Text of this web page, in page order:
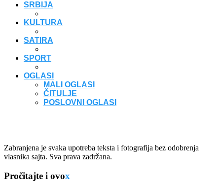
SRBIJA
KULTURA
SATIRA
SPORT
OGLASI
MALI OGLASI
ČITULJE
POSLOVNI OGLASI
Zabranjena je svaka upotreba teksta i fotografija bez odobrenja
vlasnika sajta. Sva prava zadržana.
Pročitajte i ovox